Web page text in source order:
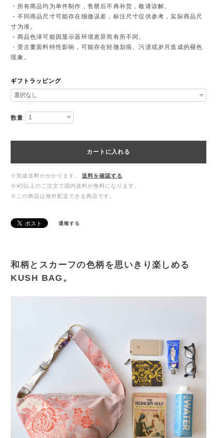
・所有商品均为单件制作，售罄后不再补货，敬请谅解。
・不同商品尺寸可能存在细微误差，标注尺寸仅供参考，实际商品尺
寸为准。
・商品色泽可能因显示器环境差异而有所不同。
・受古董面料特性影响，可能存在轻微划痕、污渍或岁月造成的褪色
现象。
ギフトラッピング
数量
カートに入れる
※別途送料がかかります。
送料を確認する
※¥0以上のご注文で国内送料が無料になります。
※この商品は海外配送できる商品です。
通報する
和柄とスカーフの色柄を思いきり楽しめる
KUSH BAG。